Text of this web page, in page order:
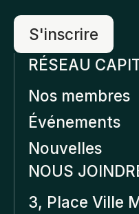
RÉSEAU
Nos membres
Événements
Nouvelles
NOUS
3, Place Ville